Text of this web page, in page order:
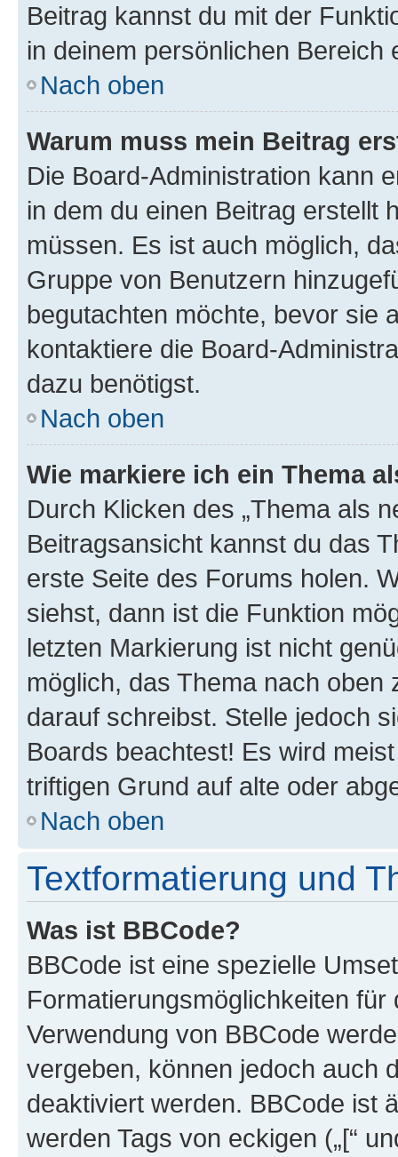
Beitrag kannst du mit der
in deinem persönlichen Bereich
Nach oben
Warum muss mein Beitrag
Die Board-Administration kann
in dem du einen Beitrag erstellt
müssen. Es ist auch möglich,
Gruppe von Benutzern
begutachten möchte, bevor sie
kontaktiere die Board-
dazu benötigst.
Nach oben
Wie markiere ich ein Thema
Durch Klicken des „Thema als
Beitragsansicht kannst du das
erste Seite des Forums holen.
siehst, dann ist die Funktion
letzten Markierung ist nicht
möglich, das Thema nach oben
darauf schreibst. Stelle jedoch
Boards beachtest! Es wird
triftigen Grund auf alte oder
Nach oben
Textformatierung und
Was ist BBCode?
BBCode ist eine spezielle
Formatierungsmöglichkeiten
Verwendung von BBCode
vergeben, können jedoch auch
deaktiviert werden. BBCode ist
werden Tags von eckigen („[“